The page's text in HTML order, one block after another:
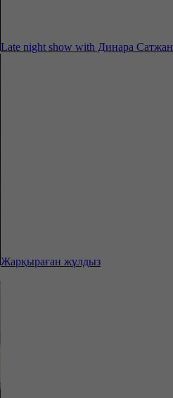
Late night show with Динара Сатжан
Жарқыраған жұлдыз